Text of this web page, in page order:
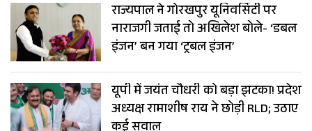
राज्यपाल ने गोरखपुर यूनिवर्सिटी पर
नाराजगी जताई तो अखिलेश बोले- ‘डबल
इंजन’ बन गया ‘ट्रबल इंजन’
यूपी में जयंत चौधरी को बड़ा झटका! प्रदेश
अध्यक्ष रामाशीष राय ने छोड़ी RLD; उठाए